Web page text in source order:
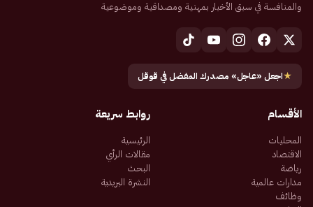
والمنافسة في سبق الأخبار بمهنية ومصداقية وموضوعية
★اجعل «عاجل» مصدرك المفضل في قوقل
الأقسام
المحليات
الاقتصاد
رياضة
مدارات عالمية
وظائف
روابط سريعة
الرئيسية
مقالات الرأي
البحث
النشرة البريدية